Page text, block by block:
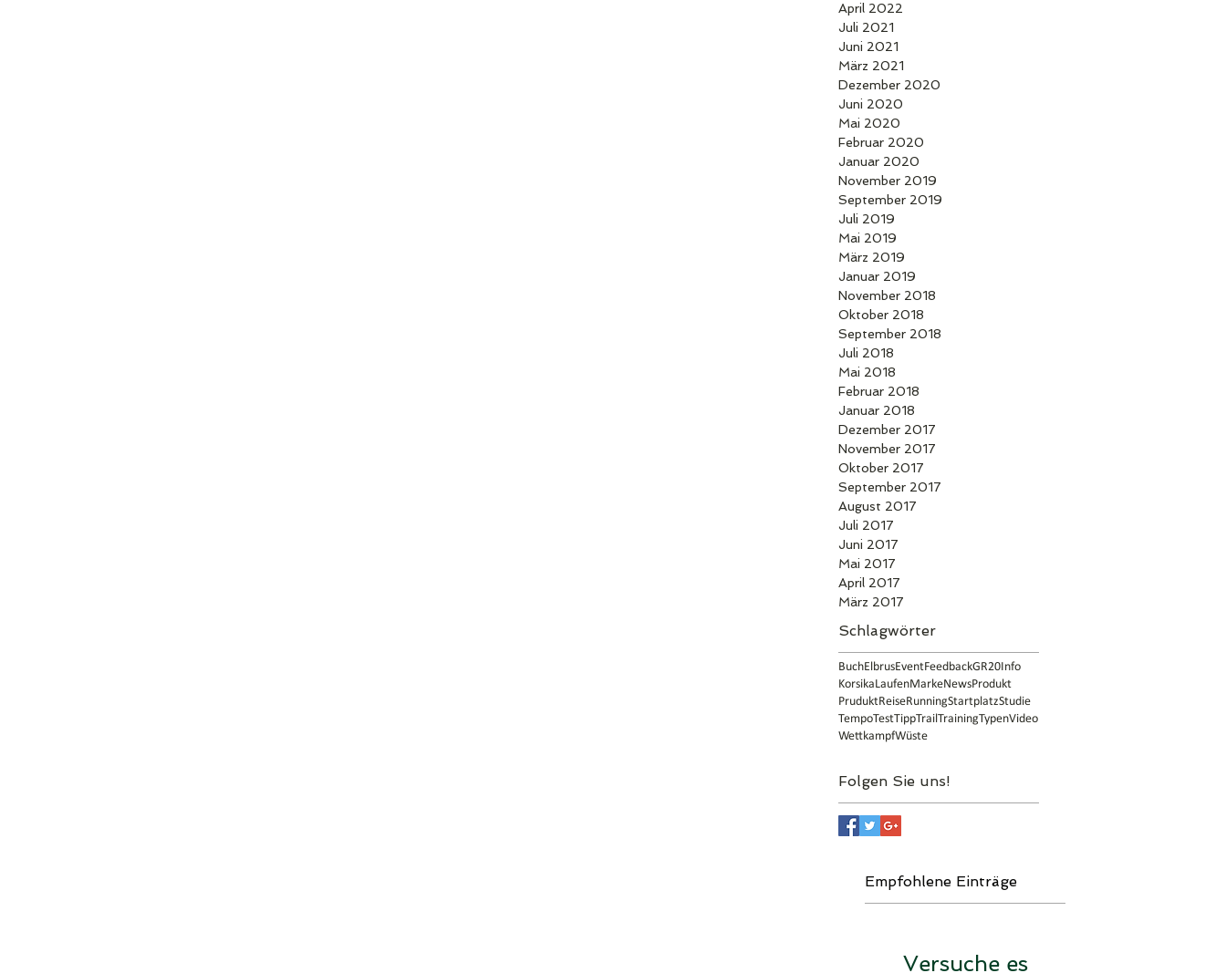
April 2022
Juli 2021
Juni 2021
März 2021
Dezember 2020
Juni 2020
Mai 2020
Februar 2020
Januar 2020
November 2019
September 2019
Juli 2019
Mai 2019
März 2019
Januar 2019
November 2018
Oktober 2018
September 2018
Juli 2018
Mai 2018
Februar 2018
Januar 2018
Dezember 2017
November 2017
Oktober 2017
September 2017
August 2017
Juli 2017
Juni 2017
Mai 2017
April 2017
März 2017
Schlagwörter
BuchElbrusEventFeedbackGR20Info
KorsikaLaufenMarkeNewsProdukt
PruduktReiseRunningStartplatzStudie
TempoTestTippTrailTrainingTypenVideo
WettkampfWüste
Folgen Sie uns!
Versuche es
Empfohlene Einträge